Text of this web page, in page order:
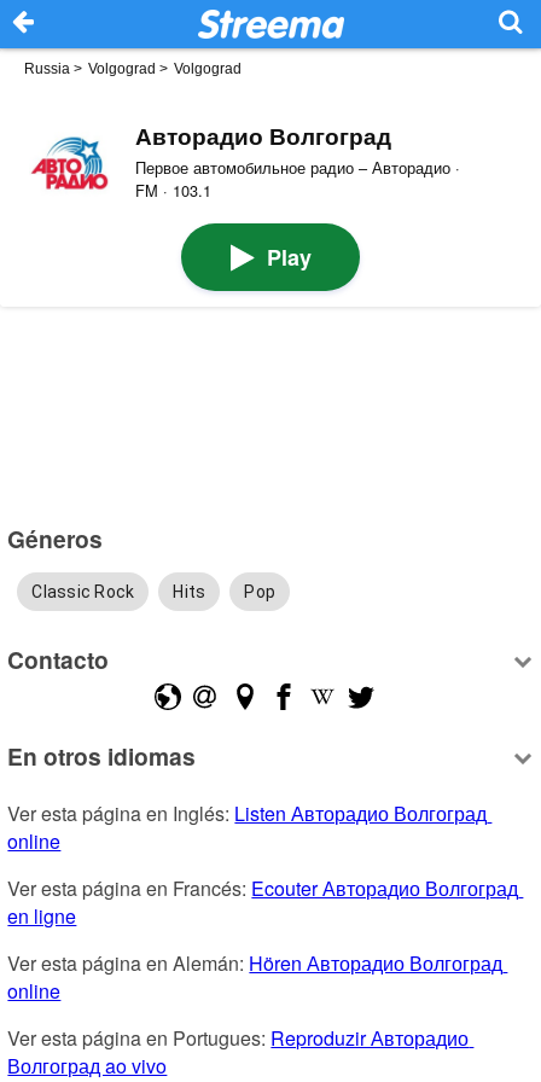
Russia > Volgograd > Volgograd
Авторадио Волгоград
Первое автомобильное радио – Авторадио ·
FM · 103.1
Play
Géneros
Classic Rock Hits Pop
Contacto
En otros idiomas
Ver esta página en Inglés: Listen Авторадио Волгоград
online
Ver esta página en Francés: Ecouter Авторадио Волгоград
en ligne
Ver esta página en Alemán: Hören Авторадио Волгоград
online
Ver esta página en Portugues: Reproduzir Авторадио
Волгоград ao vivo